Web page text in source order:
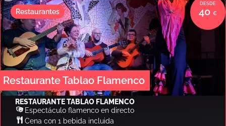
Restaurante Tablao Flamenco
40
Restaurantes
RESTAURANTE TABLAO FLAMENCO
Espectáculo flamenco en directo
Cena con 1 bebida incluida